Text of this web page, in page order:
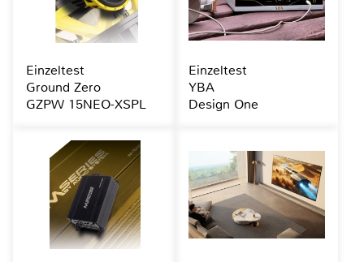
Einzeltest
Ground Zero
GZPW 15NEO-XSPL
Einzeltest
YBA
Design One